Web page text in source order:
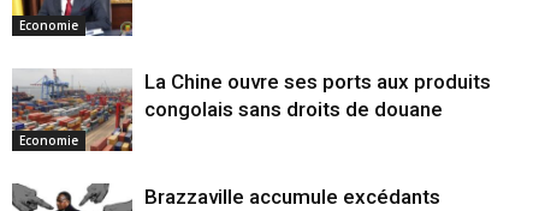
Economie
Economie
La Chine ouvre ses ports aux produits
congolais sans droits de douane
Brazzaville accumule excédants